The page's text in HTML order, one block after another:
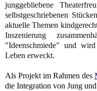
junggebliebene
selbstgeschriebenen
aktuelle Themen
Inszenierung
"Ideenschmiede" und
Leben erweckt.
Als Projekt im Rahmen des
die Integration von Jung